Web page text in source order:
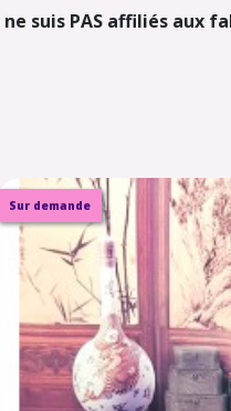
suis PAS affiliés aux
Sur demande